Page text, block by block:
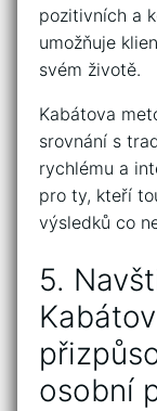
pozitivních​ a
umožňuje
svém ‍životě.
Kabátova
⁣srovnání s
rychlému a
pro ty, ⁢kteří
výsledků co
5.
osobní